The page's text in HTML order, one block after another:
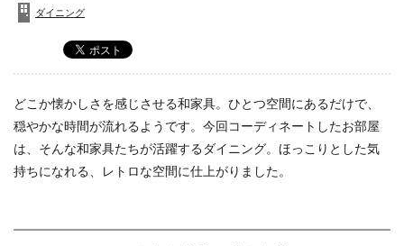
ダイニング
どこか懐かしさを感じさせる和家具。ひとつ空間にあるだけで、
穏やかな時間が流れるようです。今回コーディネートしたお部屋
は、そんな和家具たちが活躍するダイニング。ほっこりとした気
持ちになれる、レトロな空間に仕上がりました。